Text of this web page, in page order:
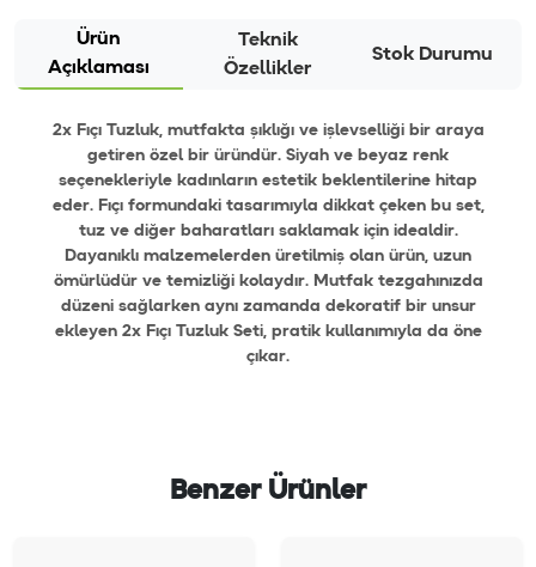
Ürün
Açıklaması
Teknik
Özellikler
Stok Durumu
2x Fıçı Tuzluk, mutfakta şıklığı ve işlevselliği bir araya
getiren özel bir üründür. Siyah ve beyaz renk
seçenekleriyle kadınların estetik beklentilerine hitap
eder. Fıçı formundaki tasarımıyla dikkat çeken bu set,
tuz ve diğer baharatları saklamak için idealdir.
Dayanıklı malzemelerden üretilmiş olan ürün, uzun
ömürlüdür ve temizliği kolaydır. Mutfak tezgahınızda
düzeni sağlarken aynı zamanda dekoratif bir unsur
ekleyen 2x Fıçı Tuzluk Seti, pratik kullanımıyla da öne
çıkar.
Benzer Ürünler